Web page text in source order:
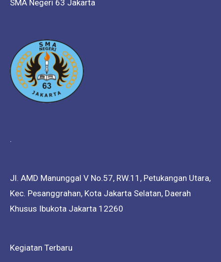
SMA Negeri 63 Jakarta
.
Jl. AMD Manunggal V No.57, RW.11, Petukangan Utara,
Kec. Pesanggrahan, Kota Jakarta Selatan, Daerah
Khusus Ibukota Jakarta 12260
Kegiatan Terbaru